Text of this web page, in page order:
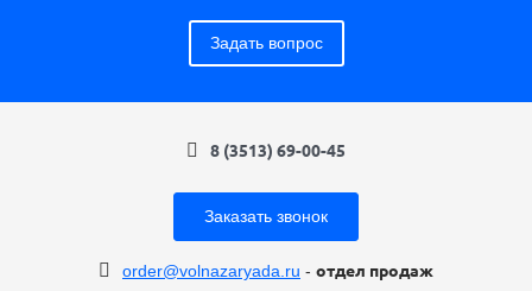
Задать вопрос
8 (3513) 69-00-45
Заказать звонок
order@volnazaryada.ru - отдел продаж